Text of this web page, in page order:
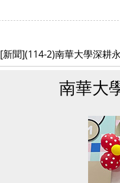
[新聞](114-2)南華大學深耕
南華大